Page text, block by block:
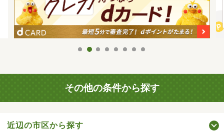
その他の条件から探す
近辺の市区から探す